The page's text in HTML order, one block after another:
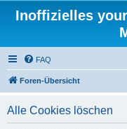
Inoffizielles
FAQ
Foren-Übersicht
Alle Cookies löschen